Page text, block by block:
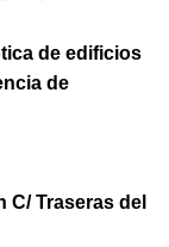
de edificios
de
C/ Traseras del